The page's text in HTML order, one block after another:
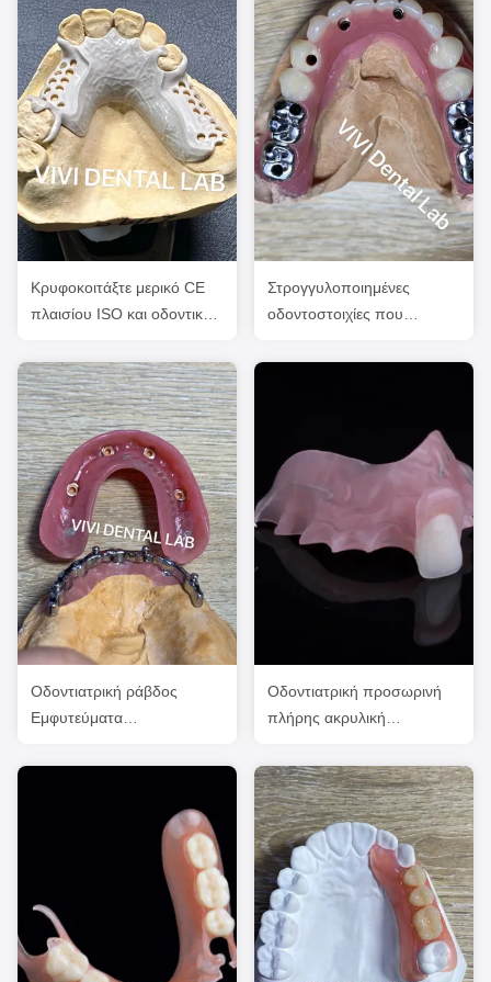
Κρυφοκοιτάξτε μερικό CE
πλαισίου ISO και οδοντικά
Κίνας FDA και FDA
Στρογγυλοποιημένες
οδοντοστοιχίες που
εμφυτεύματα υψηλής
Οδοντιατρική ράβδος
Εμφυτεύματα
οδοντοστοιχίες Υψηλή
Οδοντιατρική προσωρινή
πλήρης ακρυλική
Professional Εγκρίθηκε από
το FDA